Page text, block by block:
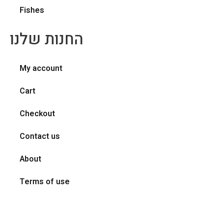
Fishes
החנות שלנו
My account
Cart
Checkout
Contact us
About
Terms of use